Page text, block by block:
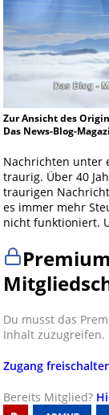
Zur Ansicht des
Das News-Blog-
Nachrichten unter
traurig. Über 40
traurigen
es immer mehr
nicht funktioniert.
Du musst das
Inhalt zuzugreifen.
Zugang
Bereits Mitglied?